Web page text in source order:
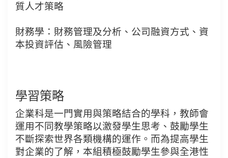
質人才策略
財務學：財務管理及分析、公司融資方式、資
本投資評估、風險管理
學習策略
企業科是一門實用與策略結合的學科，教師會
運用不同教學策略以激發學生思考、鼓勵學生
不斷探索世界各類機構的運作。而為提高學生
對企業的了解，本組積極鼓勵學生參與全港性